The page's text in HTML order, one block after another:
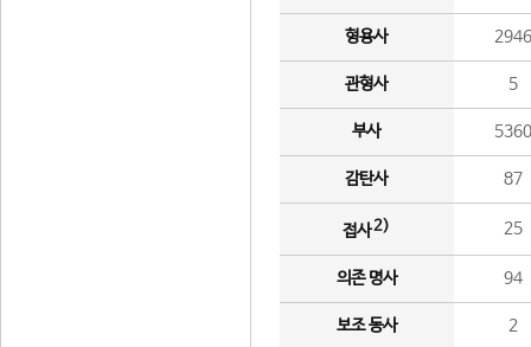
형용사 2946
관형사 5
부사 5360
감탄사 87
접사2) 25
의존 명사 94
보조 동사 2